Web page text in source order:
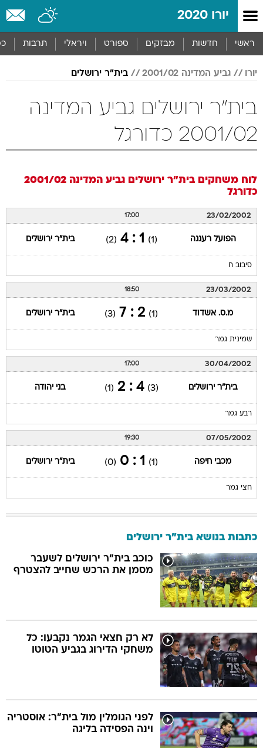
יורו 2020
ראשי חדשות מבזקים ספורט ויראלי תרבות
יורו גביע המדינה 2001/02 בית"ר ירושלים
בית"ר ירושלים גביע המדינה
2001/02 כדורגל
לוח משחקים בית"ר ירושלים גביע המדינה 2001/02
כדורגל
23/02/2002
17:00
הפועל רעננה (1)
1 : 4
(2) בית"ר ירושלים
סיבוב ח
23/03/2002
18:50
מ.ס. אשדוד (1)
2 : 7
(3) בית"ר ירושלים
שמינית גמר
30/04/2002
17:00
בית"ר ירושלים (3)
4 : 2
(1) בני יהודה
רבע גמר
07/05/2002
19:30
מכבי חיפה (1)
1 : 0
(0) בית"ר ירושלים
חצי גמר
כתבות בנושא בית"ר ירושלים
כוכב בית"ר ירושלים לשעבר
מסמן את הרכש שחייב להצטרף
לא רק חצאי הגמר נקבעו: כל
משחקי הדירוג בגביע הטוטו
לפני הגומלין מול בית"ר: אוסטריה
וינה הפסידה בליגה